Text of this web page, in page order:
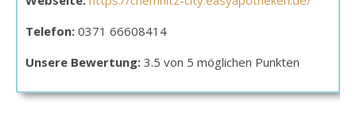
Telefon: 0371 66608414
Unsere Bewertung: 3.5 von 5 möglichen Punkten